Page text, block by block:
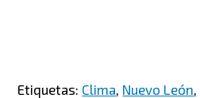
Etiquetas: Clima Nuevo León